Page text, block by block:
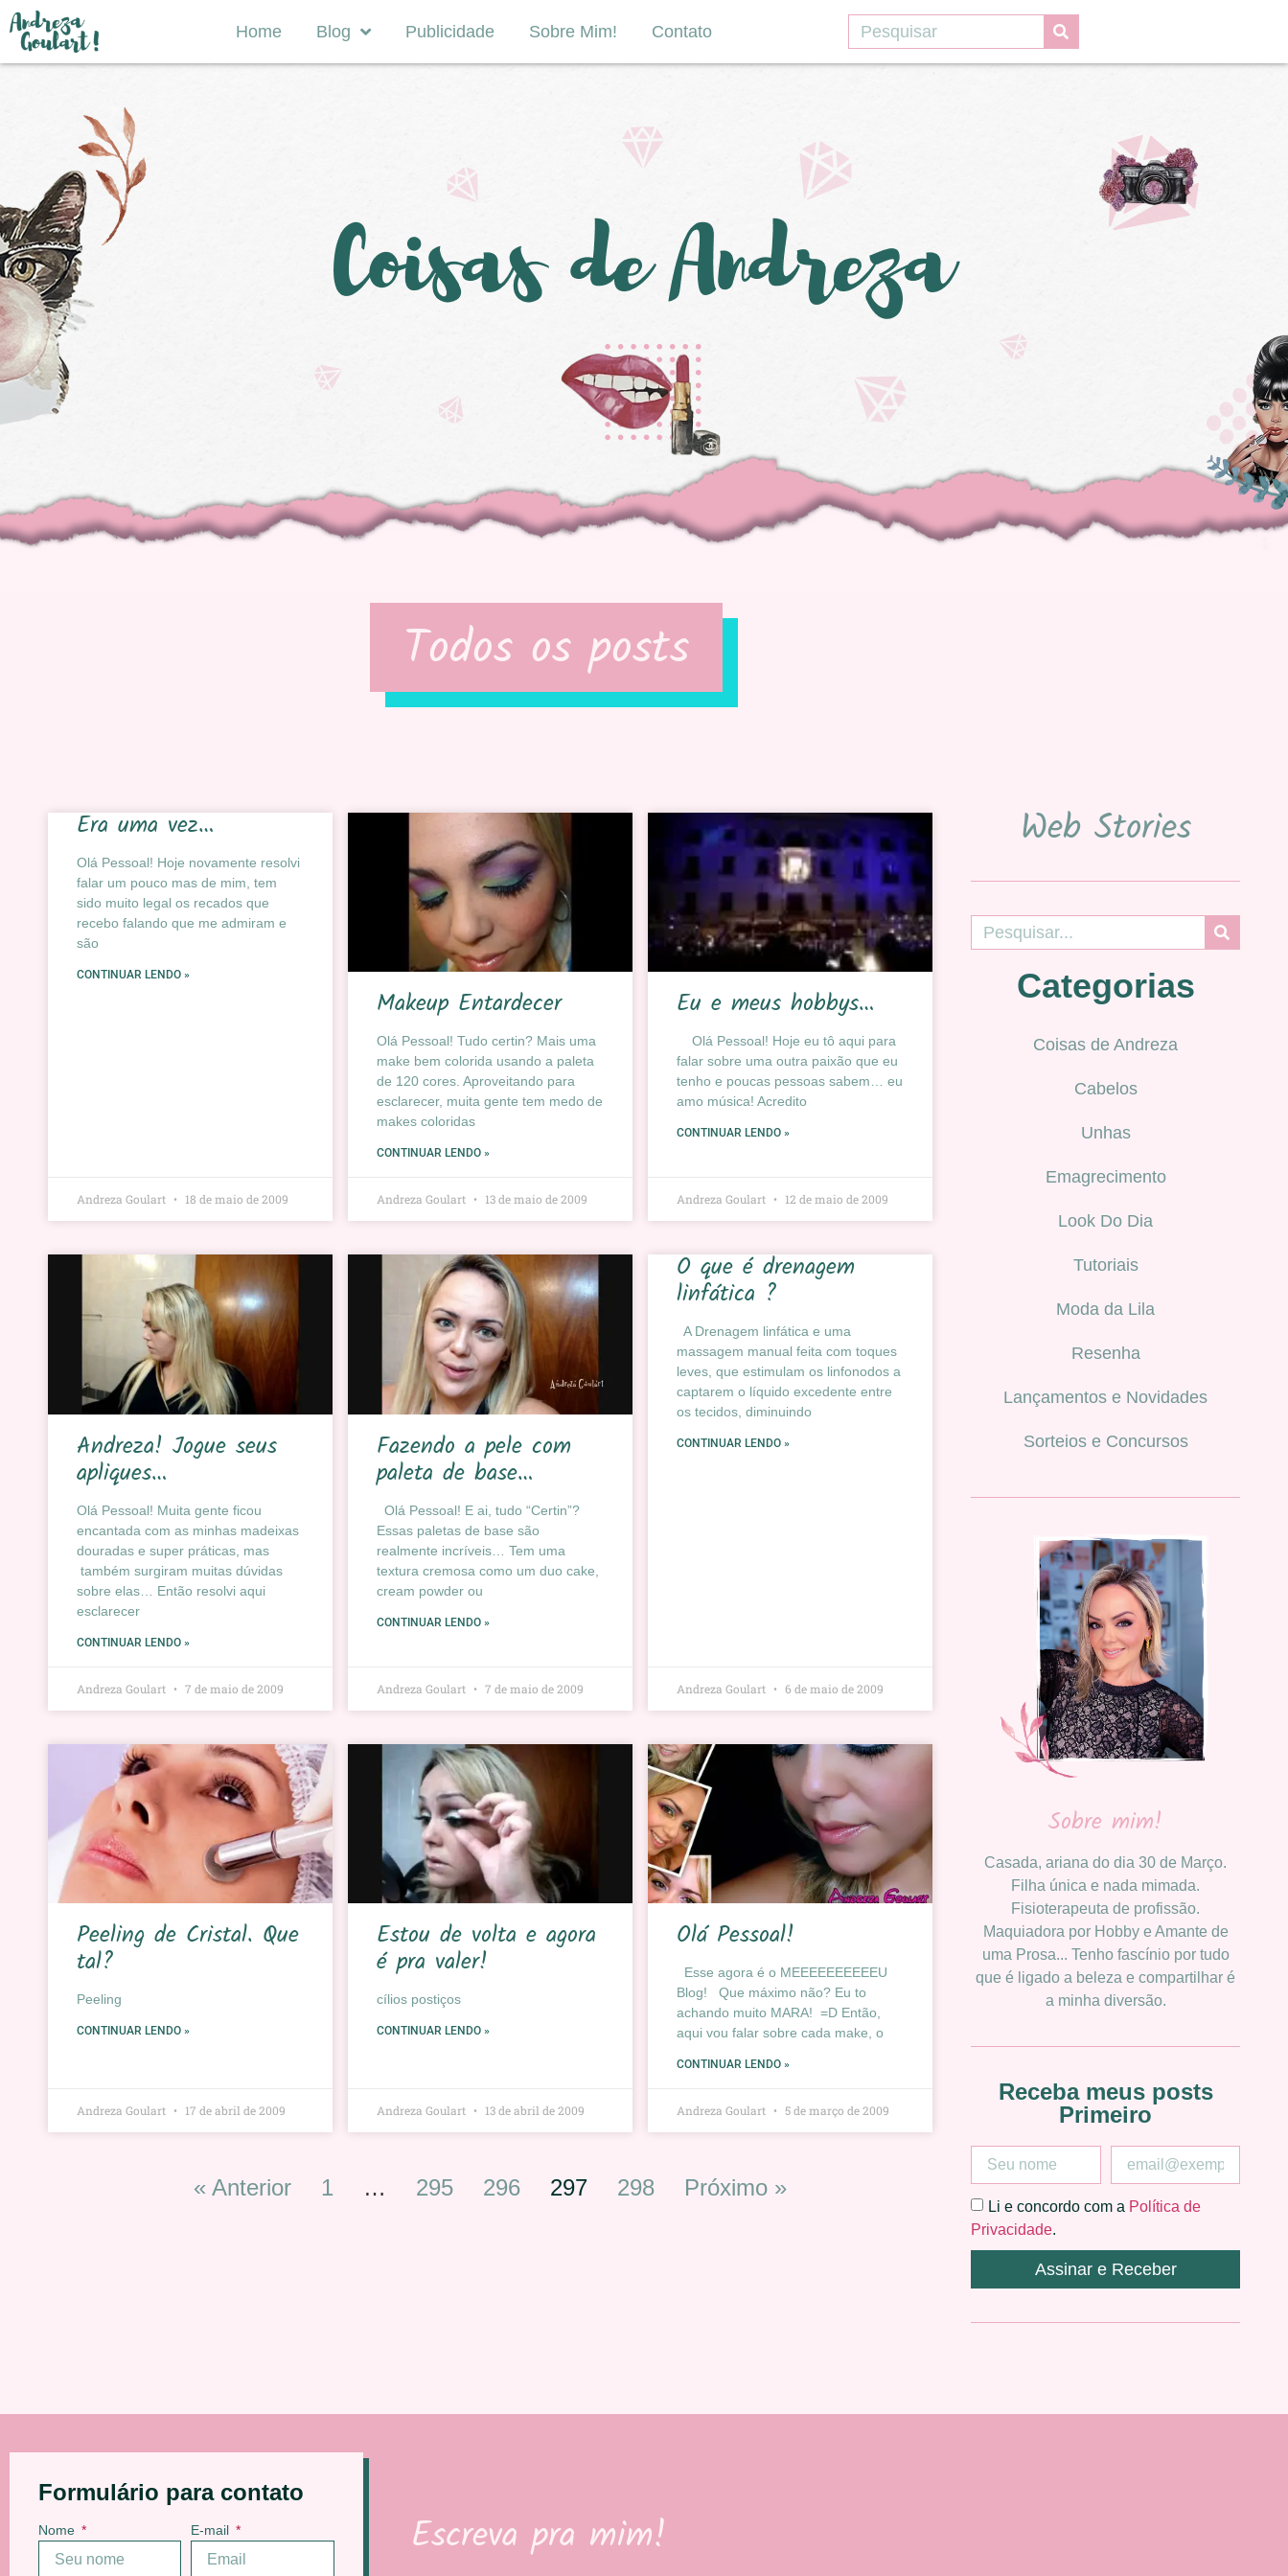
Home Blog Publicidade Sobre Mim! Contato
Todos os posts
Era uma vez…
Olá Pessoal! Hoje novamente resolvi
falar um pouco mas de mim, tem
sido muito legal os recados que
recebo falando que me admiram e
são
CONTINUAR LENDO »
Andreza Goulart 18 de maio de 2009
Makeup Entardecer
Olá Pessoal! Tudo certin? Mais uma
make bem colorida usando a paleta
de 120 cores. Aproveitando para
esclarecer, muita gente tem medo de
makes coloridas
CONTINUAR LENDO »
Andreza Goulart 13 de maio de 2009
Eu e meus hobbys…
Olá Pessoal! Hoje eu tô aqui para
falar sobre uma outra paixão que eu
tenho e poucas pessoas sabem… eu
amo música! Acredito
CONTINUAR LENDO »
Andreza Goulart 12 de maio de 2009
Andreza! Jogue seus
apliques…
Olá Pessoal! Muita gente ficou
encantada com as minhas madeixas
douradas e super práticas, mas
também surgiram muitas dúvidas
sobre elas… Então resolvi aqui
esclarecer
CONTINUAR LENDO »
Andreza Goulart 7 de maio de 2009
Fazendo a pele com
paleta de base…
Olá Pessoal! E ai, tudo “Certin”?
Essas paletas de base são
realmente incríveis… Tem uma
textura cremosa como um duo cake,
cream powder ou
CONTINUAR LENDO »
Andreza Goulart 7 de maio de 2009
O que é drenagem
linfática ?
A Drenagem linfática e uma
massagem manual feita com toques
leves, que estimulam os linfonodos a
captarem o líquido excedente entre
os tecidos, diminuindo
CONTINUAR LENDO »
Andreza Goulart 6 de maio de 2009
Peeling de Cristal. Que
tal?
Peeling
CONTINUAR LENDO »
Andreza Goulart 17 de abril de 2009
Estou de volta e agora
é pra valer!
cílios postiços
CONTINUAR LENDO »
Andreza Goulart 13 de abril de 2009
Olá Pessoal!
Esse agora é o MEEEEEEEEEEU
Blog! Que máximo não? Eu to
achando muito MARA! =D Então,
aqui vou falar sobre cada make, o
CONTINUAR LENDO »
Andreza Goulart 5 de março de 2009
« Anterior 1 … 295 296 297 298 Próximo »
Web Stories
Categorias
Coisas de Andreza
Cabelos
Unhas
Emagrecimento
Look Do Dia
Tutoriais
Moda da Lila
Resenha
Lançamentos e Novidades
Sorteios e Concursos
Sobre mim!
Casada, ariana do dia 30 de Março.
Filha única e nada mimada.
Fisioterapeuta de profissão.
Maquiadora por Hobby e Amante de
uma Prosa... Tenho fascínio por tudo
que é ligado a beleza e compartilhar é
a minha diversão.
Receba meus posts
Primeiro
Li e concordo com a Política de
Privacidade.
Assinar e Receber
Formulário para contato
Nome E-mail Escreva pra mim!